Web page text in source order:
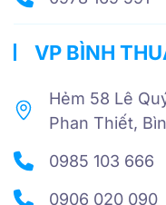
VP BÌNH
Hẻm 58 Lê
Phan Thiết,
0985 103 666
0906 020 090